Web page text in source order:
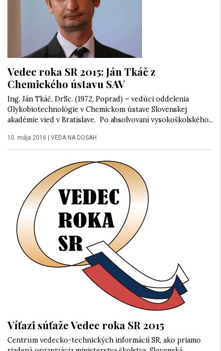
Vedec roka SR 2015: Ján Tkáč z
Chemického ústavu SAV
Ing. Ján Tkáč, DrSc. (1972, Poprad) – vedúci oddelenia
Glykobiotechnológie v Chemickom ústave Slovenskej
akadémie vied v Bratislave. Po absolvovaní vysokoškolského...
10. mája 2016 VEDA NA DOSAH
Víťazi súťaže Vedec roka SR 2015
Centrum vedecko-technických informácií SR, ako priamo